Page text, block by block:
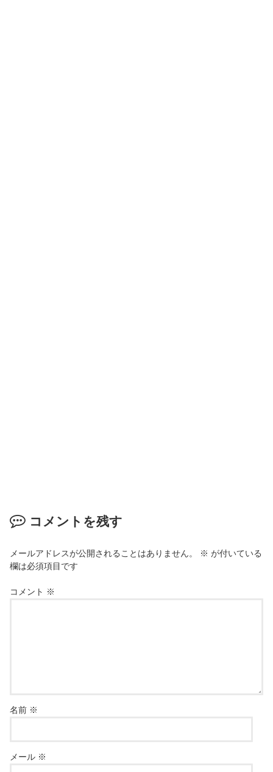
コメントを残す
メールアドレスが公開されることはありません。 ※ が付いている
欄は必須項目です
コメント ※
名前 ※
メール ※